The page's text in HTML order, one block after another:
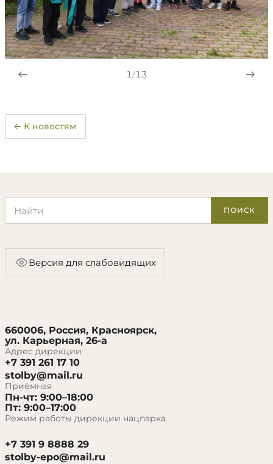
1/13
← К новостям
ПОИСК
Версия для слабовидящих
660006, Россия, Красноярск,
ул. Карьерная, 26-а
Адрес дирекции
+7 391 261 17 10
stolby@mail.ru
Приёмная
Пн-чт: 9:00–18:00
Пт: 9:00–17:00
Режим работы дирекции нацпарка
+7 391 9 8888 29
stolby-epo@mail.ru